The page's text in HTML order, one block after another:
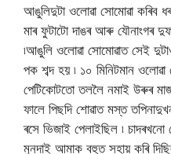
আঙুলিদুটা ওলোৱা সোমোৱা কৰিব
মাৰ ফুটাটো দাঙৰ আৰু যৌনাংগৰ
৷আঙুলি ওলোৱা সোমোৱাত সেই
পক শব্দ হয় ৷ ১০ মিনিটমান ওলোৱা
পেটিকোটতো তললৈ নমাই উৰুৰ
ফালে পিছদি শোৱাত মস্ত
ৰসে ভিজাই পেলাইছিল ৷
মুনদাই আমাক বহুত সহায় কৰি